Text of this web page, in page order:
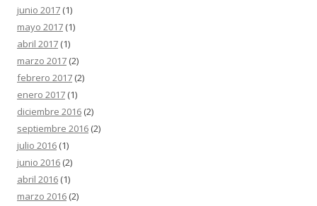
junio 2017 (1)
mayo 2017 (1)
abril 2017 (1)
marzo 2017 (2)
febrero 2017 (2)
enero 2017 (1)
diciembre 2016 (2)
septiembre 2016 (2)
julio 2016 (1)
junio 2016 (2)
abril 2016 (1)
marzo 2016 (2)